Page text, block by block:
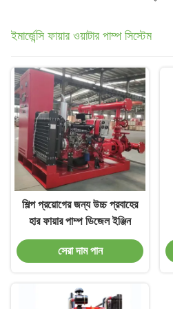
ইমার্জেন্সি ফায়ার ওয়াটার পাম্প সিস্টেম
শিল্প প্রয়োগের জন্য উচ্চ প্রবাহের
হার ফায়ার পাম্প ডিজেল ইঞ্জিন
সেরা দাম পান